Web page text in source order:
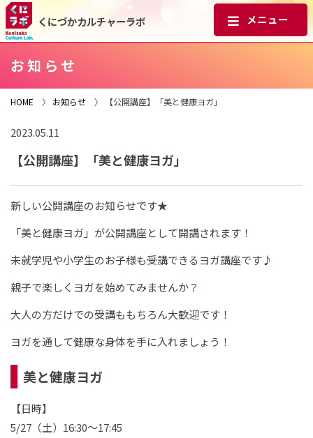
くにづかカルチャーラボ
お知らせ
HOME 〉 お知らせ 〉 【公開講座】「美と健康ヨガ」
2023.05.11
【公開講座】「美と健康ヨガ」
新しい公開講座のお知らせです★
「美と健康ヨガ」が公開講座として開講されます！
未就学児や小学生のお子様も受講できるヨガ講座です♪
親子で楽しくヨガを始めてみませんか？
大人の方だけでの受講ももちろん大歓迎です！
ヨガを通して健康な身体を手に入れましょう！
美と健康ヨガ
【日時】
5/27（土）16:30～17:45